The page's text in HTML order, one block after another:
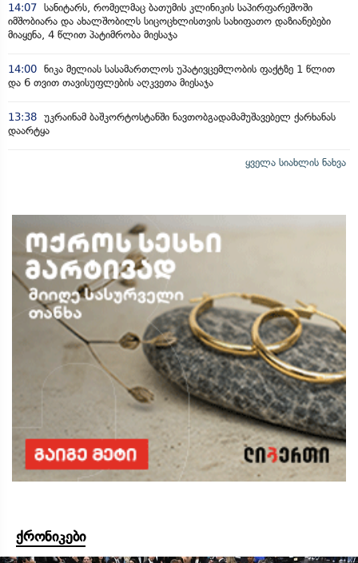
14:07 სანიტარს, რომელმაც ბათუმის კლინიკის საპირფარეშოში
იმშობიარა და ახალშობილს სიცოცხლისთვის სახიფათო დაზიანებები
მიაყენა, 4 წლით პატიმრობა მიესაჯა
14:00 ნიკა მელიას სასამართლოს უპატივცემლობის ფაქტზე 1 წლით
და 6 თვით თავისუფლების აღკვეთა მიესაჯა
13:38 უკრაინამ ბაშკორტოსტანში ნავთობგადამამუშავებელ ქარხანას
დაარტყა
ყველა სიახლის ნახვა
ქრონიკები